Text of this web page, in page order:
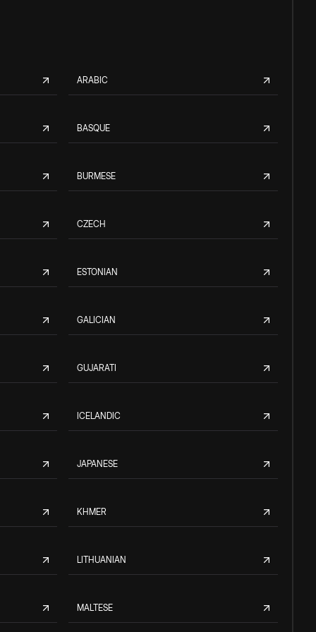
ARABIC
BASQUE
BURMESE
CZECH
ESTONIAN
GALICIAN
GUJARATI
ICELANDIC
JAPANESE
KHMER
LITHUANIAN
MALTESE